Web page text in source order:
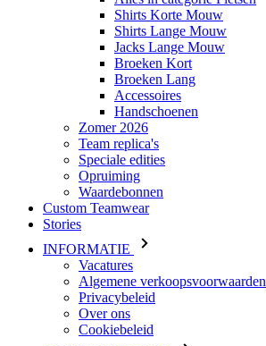
Shirts Korte Mouw
Shirts Lange Mouw
Jacks Lange Mouw
Broeken Kort
Broeken Lang
Accessoires
Handschoenen
Zomer 2026
Team replica's
Speciale edities
Opruiming
Waardebonnen
Custom Teamwear
Stories
INFORMATIE
Vacatures
Algemene verkoopsvoorwaarden
Privacybeleid
Over ons
Cookiebeleid